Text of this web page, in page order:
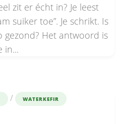
zit er écht in? Je leest
suiker toe”. Je schrikt. Is
Het antwoord is
in...
/ WATERKEFIR